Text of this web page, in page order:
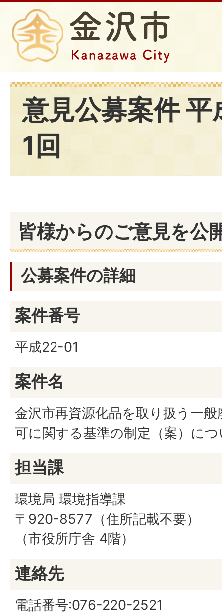
意見公募案件
1回
皆様からのご意見を公
公募案件の詳細
案件番号
平成22-01
案件名
金沢市再資源化品を取り扱う一
可に関する基準の制定（案）に
担当課
環境局 環境指導課
〒920-8577（住所記載不要）
（市役所庁舎 4階）
連絡先
電話番号:076-220-2521